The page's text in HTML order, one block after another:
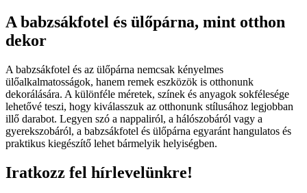
A babzsákfotel és ülőpárna, mint otthon
dekor
A babzsákfotel és az ülőpárna nemcsak kényelmes
ülőalkalmatosságok, hanem remek eszközök is otthonunk
dekorálására. A különféle méretek, színek és anyagok sokfélesége
lehetővé teszi, hogy kiválasszuk az otthonunk stílusához legjobban
illő darabot. Legyen szó a nappaliról, a hálószobáról vagy a
gyerekszobáról, a babzsákfotel és ülőpárna egyaránt hangulatos és
praktikus kiegészítő lehet bármelyik helyiségben.
Iratkozz fel hírlevelünkre!